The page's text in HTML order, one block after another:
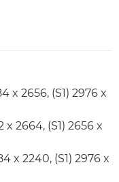
x 2656, (S1) 2976 x
x 2664, (S1) 2656 x
x 2240, (S1) 2976 x